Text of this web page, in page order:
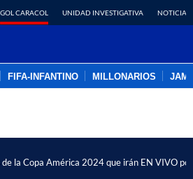
GOL CARACOL UNIDAD INVESTIGATIVA NOTICIAS
FIFA-INFANTINO MILLONARIOS
de la Copa América 2024 que irán EN VIVO